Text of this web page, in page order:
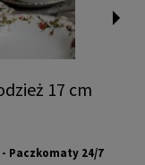
17 cm
- Paczkomaty 24/7